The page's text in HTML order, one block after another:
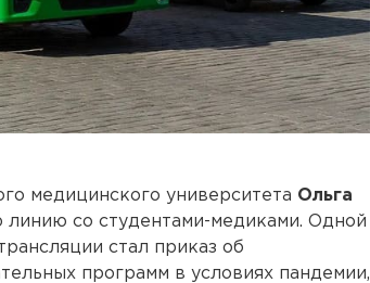
медицинского университета Ольга
линию со студентами-медиками. Одной
стал приказ об
программ в условиях пандемии,